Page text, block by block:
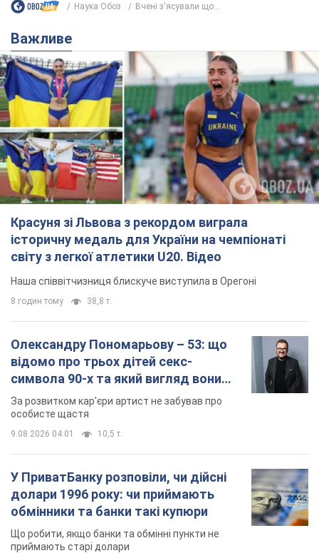
Наука Обоз Вчені з'ясували що...
Важливе
Красуня зі Львова з рекордом виграла
історичну медаль для України на чемпіонаті
світу з легкої атлетики U20. Відео
Наша співвітчизниця блискуче виступила в Орегоні
8 годин тому 38,8 т.
Олександру Пономарьову – 53: що
відомо про трьох дітей секс-
символа 90-х та який вигляд вони
мають
За розвитком кар'єри артист не забував про
особисте щастя
9.08.2026 04:01 10,5 т.
У ПриватБанку розповіли, чи дійсні
долари 1996 року: чи приймають
обмінники та банки такі купюри
Що робити, якщо банки та обмінні пункти не
приймають старі долари